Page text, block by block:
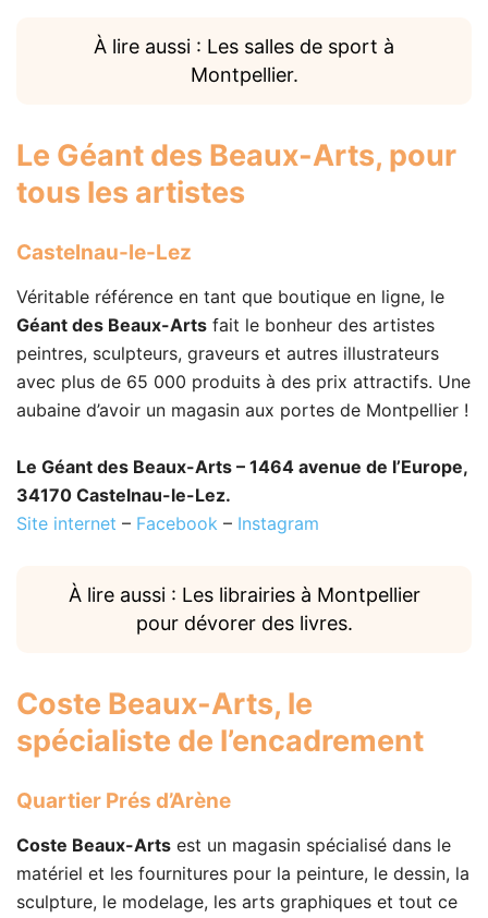
À lire aussi : Les salles de sport à
Montpellier.
Le Géant des Beaux-Arts, pour
tous les artistes
Castelnau-le-Lez
Véritable référence en tant que boutique en ligne, le
Géant des Beaux-Arts fait le bonheur des artistes
peintres, sculpteurs, graveurs et autres illustrateurs
avec plus de 65 000 produits à des prix attractifs. Une
aubaine d’avoir un magasin aux portes de Montpellier !
Le Géant des Beaux-Arts – 1464 avenue de l’Europe,
34170 Castelnau-le-Lez.
Site internet – Facebook – Instagram
À lire aussi : Les librairies à Montpellier
pour dévorer des livres.
Coste Beaux-Arts, le
spécialiste de l’encadrement
Quartier Prés d’Arène
Coste Beaux-Arts est un magasin spécialisé dans le
matériel et les fournitures pour la peinture, le dessin, la
sculpture, le modelage, les arts graphiques et tout ce